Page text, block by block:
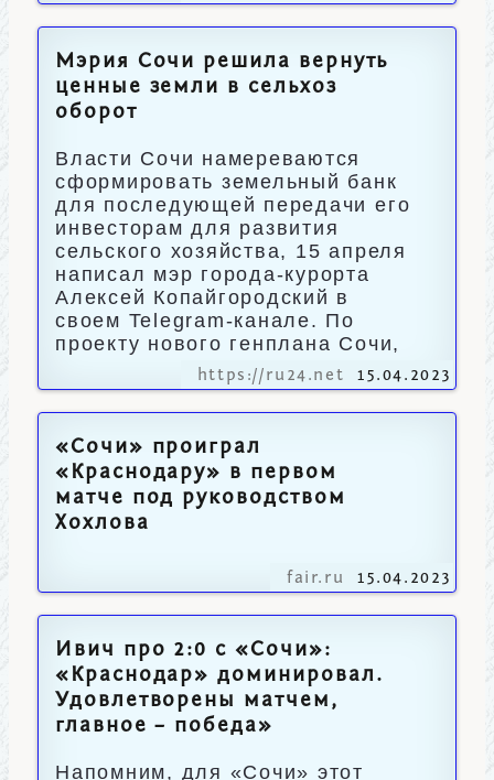
Мэрия Сочи решила вернуть
ценные земли в сельхоз
оборот
Власти Сочи намереваются
сформировать земельный банк
для последующей передачи его
инвесторам для развития
сельского хозяйства, 15 апреля
написал мэр города-курорта
Алексей Копайгородский в
своем Telegram-канале. По
проекту нового генплана Сочи,
https://ru24.net 15.04.2023
«Сочи» проиграл
«Краснодару» в первом
матче под руководством
Хохлова
fair.ru 15.04.2023
Ивич про 2:0 с «Сочи»:
«Краснодар» доминировал.
Удовлетворены матчем,
главное – победа»
Напомним, для «Сочи» этот